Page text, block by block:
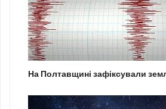
На Полтавщині зафіксували